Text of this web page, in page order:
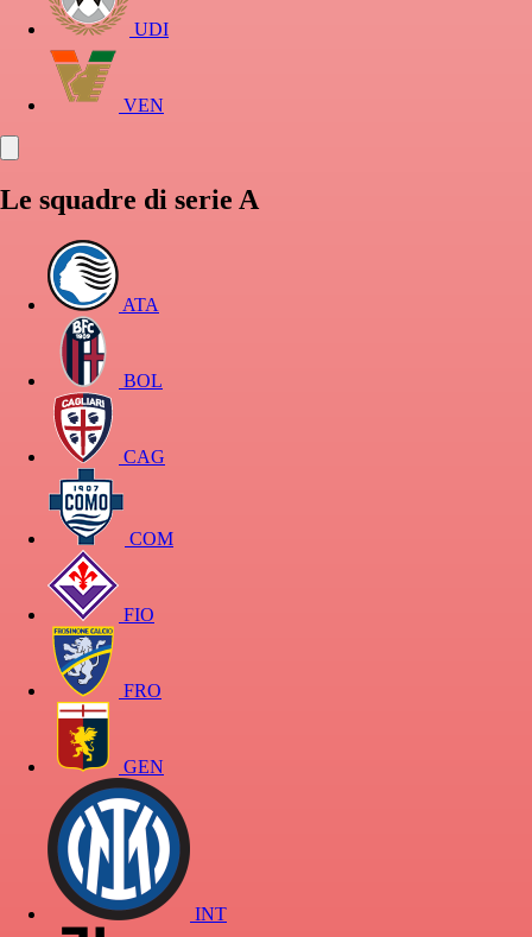
UDI
VEN
Le squadre di serie A
ATA
BOL
CAG
COM
FIO
FRO
GEN
INT